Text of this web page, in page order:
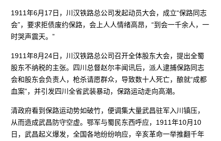
1911年6月17日，川汉铁路总公司发起动员大会，成立“保路同志
会”，要求拒债废约保路，会上人人情绪高昂，“到会一千余人，一
时哭声震天。”
1911年8月24日，川汉铁路总公司召开全体股东大会，提出全蜀
股东不纳税的主张。四川总督赵尔丰闻讯后，派人逮捕保路同志
会和股东会负责人，枪杀请愿群众，导致数十人死亡，酿就“成都
血案”，并引发四川全省武装暴动，保路运动走向高潮。
清政府看到保路运动势如破竹，便调集大量武昌驻军入川镇压，
从而造成武昌防守空虚。鄂军与蜀民东西呼应，1911年10月10
日，武昌起义爆发，全国各地纷纷响应，辛亥革命一举推翻千年